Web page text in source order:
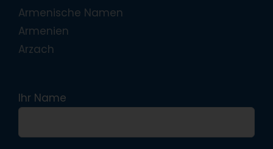
Armenische Namen
Armenien
Arzach
Ihr Name